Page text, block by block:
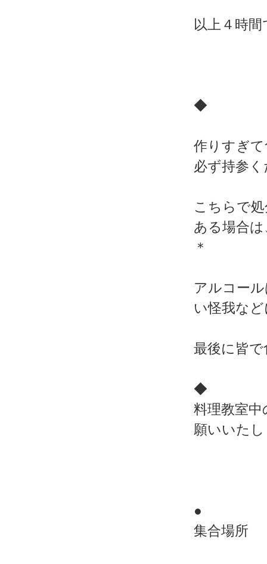
以上４時
◆
作りすぎ
必ず持参
こちらで
ある場合
＊
アルコー
い怪我な
最後に皆
◆
料理教室
願いいた
●
集合場所